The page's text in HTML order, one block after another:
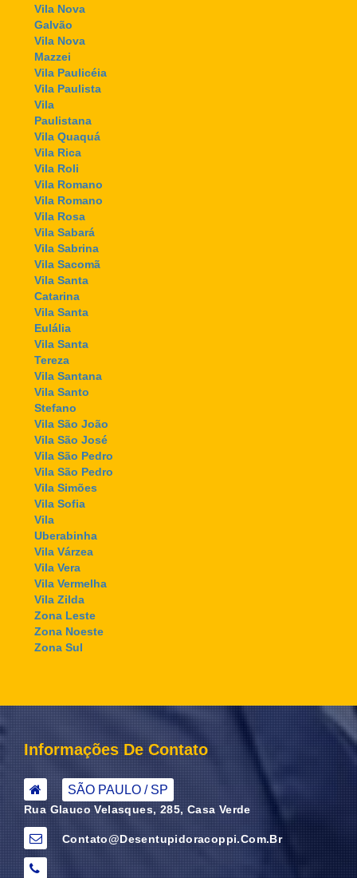
Vila Nova
Galvão
Vila Nova
Mazzei
Vila Paulicéia
Vila Paulista
Vila
Paulistana
Vila Quaquá
Vila Rica
Vila Roli
Vila Romano
Vila Romano
Vila Rosa
Vila Sabará
Vila Sabrina
Vila Sacomã
Vila Santa
Catarina
Vila Santa
Eulália
Vila Santa
Tereza
Vila Santana
Vila Santo
Stefano
Vila São João
Vila São José
Vila São Pedro
Vila São Pedro
Vila Simões
Vila Sofia
Vila
Uberabinha
Vila Várzea
Vila Vera
Vila Vermelha
Vila Zilda
Zona Leste
Zona Noeste
Zona Sul
Informações De Contato
SÃO PAULO / SP
Rua Glauco Velasques, 285, Casa Verde
Contato@desentupidoracoppi.com.br